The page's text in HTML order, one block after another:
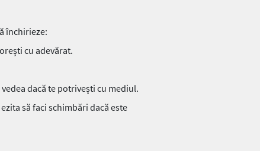
închirieze:
cu adevărat.
dacă te potrivești cu mediul.
să faci schimbări dacă este